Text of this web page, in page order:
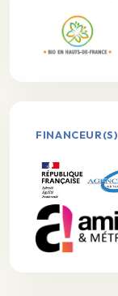
FINANCEUR(S)